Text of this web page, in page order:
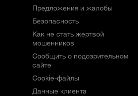
Предложения и жалобы
Безопасность
Как не стать жертвой
мошенников
Сообщить о подозрительном
сайте
Cookie-файлы
Данные клиента